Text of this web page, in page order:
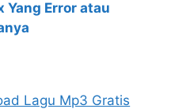
Yang Error atau
Lagu Mp3 Gratis